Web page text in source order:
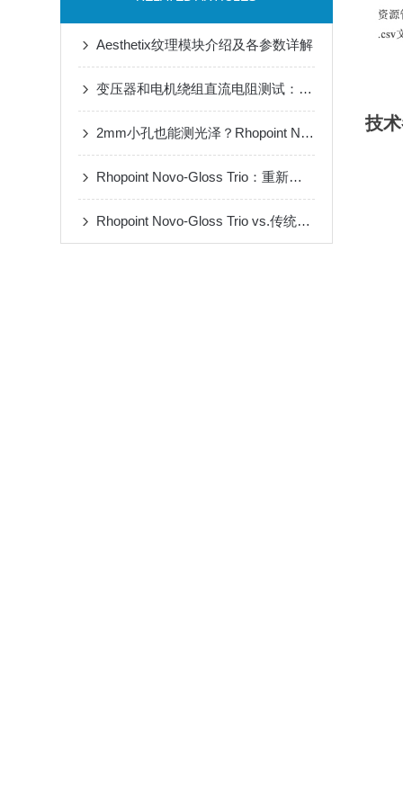
Aesthetix纹理模块介绍及各参数详解
变压器和电机绕组直流电阻测试：为什么老电工更信任这台英国M210毫欧表？
2mm小孔也能测光泽？Rhopoint Novo-Curve 4小孔光泽仪破解曲面/异形件检测难题
Rhopoint Novo-Gloss Trio：重新定义光泽度测量行业标准
Rhopoint Novo-Gloss Trio vs.传统光泽度仪：三角度测量的革命
技